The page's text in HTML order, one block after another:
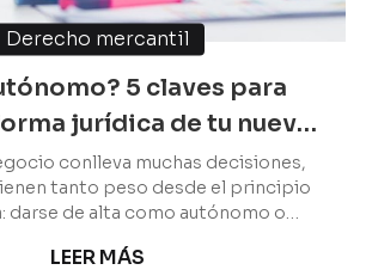
5 claves para
jurídica de tu nueva
empresa
Derecho mercantil
conlleva muchas decisiones,
tanto peso desde el principio
darse de alta como autónomo o
pueden existir razones cerradas
LEER MÁS